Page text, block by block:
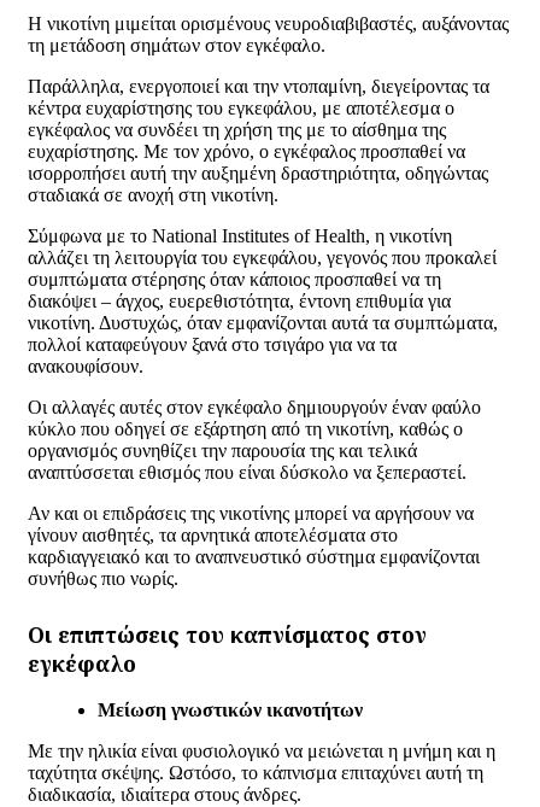
Η νικοτίνη μιμείται ορισμένους νευροδιαβιβαστές, αυξάνοντας
τη μετάδοση σημάτων στον εγκέφαλο.
Παράλληλα, ενεργοποιεί και την ντοπαμίνη, διεγείροντας τα
κέντρα ευχαρίστησης του εγκεφάλου, με αποτέλεσμα ο
εγκέφαλος να συνδέει τη χρήση της με το αίσθημα της
ευχαρίστησης. Με τον χρόνο, ο εγκέφαλος προσπαθεί να
ισορροπήσει αυτή την αυξημένη δραστηριότητα, οδηγώντας
σταδιακά σε ανοχή στη νικοτίνη.
Σύμφωνα με το National Institutes of Health, η νικοτίνη
αλλάζει τη λειτουργία του εγκεφάλου, γεγονός που προκαλεί
συμπτώματα στέρησης όταν κάποιος προσπαθεί να τη
διακόψει – άγχος, ευερεθιστότητα, έντονη επιθυμία για
νικοτίνη. Δυστυχώς, όταν εμφανίζονται αυτά τα συμπτώματα,
πολλοί καταφεύγουν ξανά στο τσιγάρο για να τα
ανακουφίσουν.
Οι αλλαγές αυτές στον εγκέφαλο δημιουργούν έναν φαύλο
κύκλο που οδηγεί σε εξάρτηση από τη νικοτίνη, καθώς ο
οργανισμός συνηθίζει την παρουσία της και τελικά
αναπτύσσεται εθισμός που είναι δύσκολο να ξεπεραστεί.
Αν και οι επιδράσεις της νικοτίνης μπορεί να αργήσουν να
γίνουν αισθητές, τα αρνητικά αποτελέσματα στο
καρδιαγγειακό και το αναπνευστικό σύστημα εμφανίζονται
συνήθως πιο νωρίς.
Οι επιπτώσεις του καπνίσματος στον
εγκέφαλο
Μείωση γνωστικών ικανοτήτων
Με την ηλικία είναι φυσιολογικό να μειώνεται η μνήμη και η
ταχύτητα σκέψης. Ωστόσο, το κάπνισμα επιταχύνει αυτή τη
διαδικασία, ιδιαίτερα στους άνδρες.